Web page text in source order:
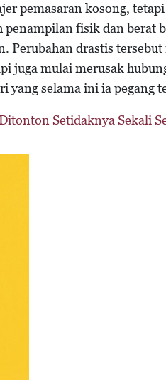
pemasaran kosong, tetapi
fisik dan berat
Perubahan drastis tersebut
juga mulai merusak
yang selama ini ia pegang
Setidaknya Sekali